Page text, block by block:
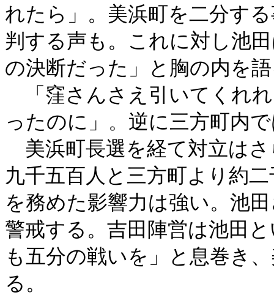
れたら」。美浜町を二分す
判する声も。これに対し池
の決断だった」と胸の内を
「窪さんさえ引いてくれ
ったのに」。逆に三方町内
美浜町長選を経て対立は
九千五百人と三方町より約
を務めた影響力は強い。池
警戒する。吉田陣営は池田
も五分の戦いを」と息巻き
る。